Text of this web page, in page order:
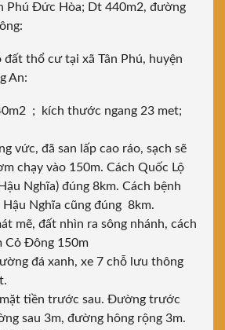
Phú Đức Hòa; Dt 440m2, đường
đất thổ cư tại xã Tân Phú, huyện
An:
; kích thước ngang 23 met;
vức, đã san lấp cao ráo, sạch sẽ
chạy vào 150m. Cách Quốc Lộ
Nghĩa) đúng 8km. Cách bệnh
Hậu Nghĩa cũng đúng 8km.
mẽ, đất nhìn ra sông nhánh, cách
Cỏ Đông 150m
đá xanh, xe 7 chỗ lưu thông
mặt tiền trước sau. Đường trước
sau 3m, đường hông rộng 3m.